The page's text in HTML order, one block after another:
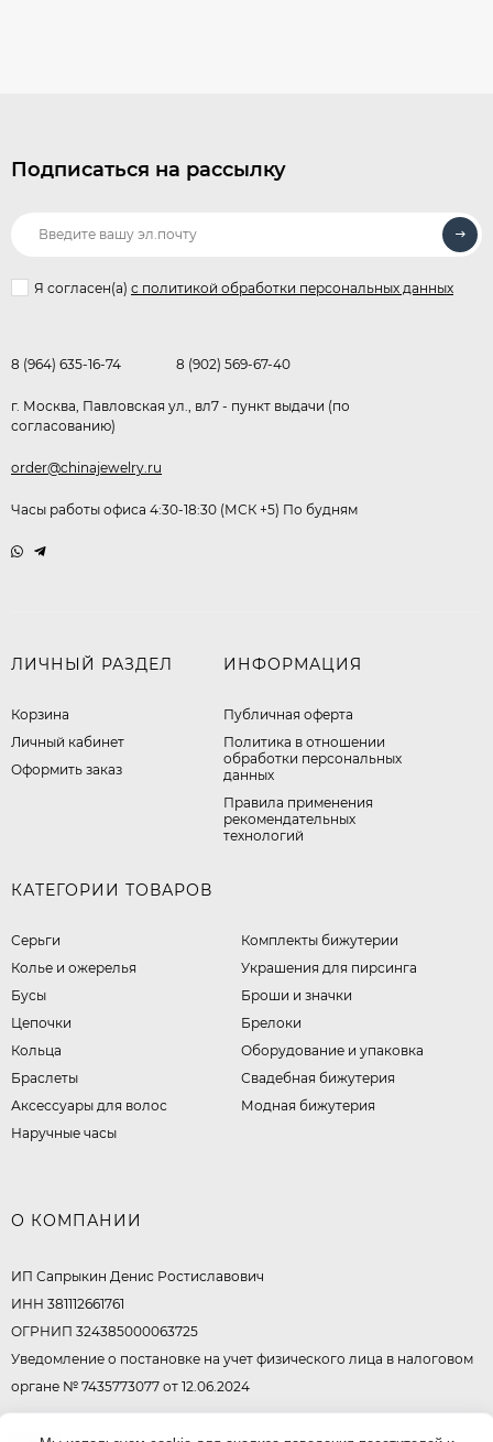
Подписаться на рассылку
Я согласен(a) с политикой обработки персональных данных
8 (964) 635-16-74 8 (902) 569-67-40
г. Москва, Павловская ул., вл7 - пункт выдачи (по
согласованию)
order@chinajewelry.ru
Часы работы офиса 4:30-18:30 (МСК +5) По будням
ЛИЧНЫЙ РАЗДЕЛ
Корзина
Личный кабинет
Оформить заказ
ИНФОРМАЦИЯ
Публичная оферта
​Политика в отношении
обработки персональных
данных
Правила применения
рекомендательных
технологий
КАТЕГОРИИ ТОВАРОВ
Серьги
Колье и ожерелья
Бусы
Цепочки
Кольца
Браслеты
Аксессуары для волос
Наручные часы
Комплекты бижутерии
Украшения для пирсинга
Броши и значки
Брелоки
Оборудование и упаковка
Свадебная бижутерия
Модная бижутерия
О КОМПАНИИ
ИП Сапрыкин Денис Ростиславович
ИНН 381112661761
ОГРНИП 324385000063725
Уведомление о постановке на учет физического лица в налоговом
органе № 7435773077 от 12.06.2024